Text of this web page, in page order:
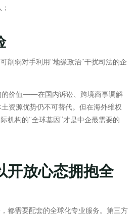
削弱对手利用“地缘政治”干扰司法的企
的价值——在国内诉讼、跨境商事调解
资源优势仍不可替代。但在海外维权
机构的“全球基因”才是中企最需要的
开放心态拥抱全
都需要配套的全球化专业服务。第三方